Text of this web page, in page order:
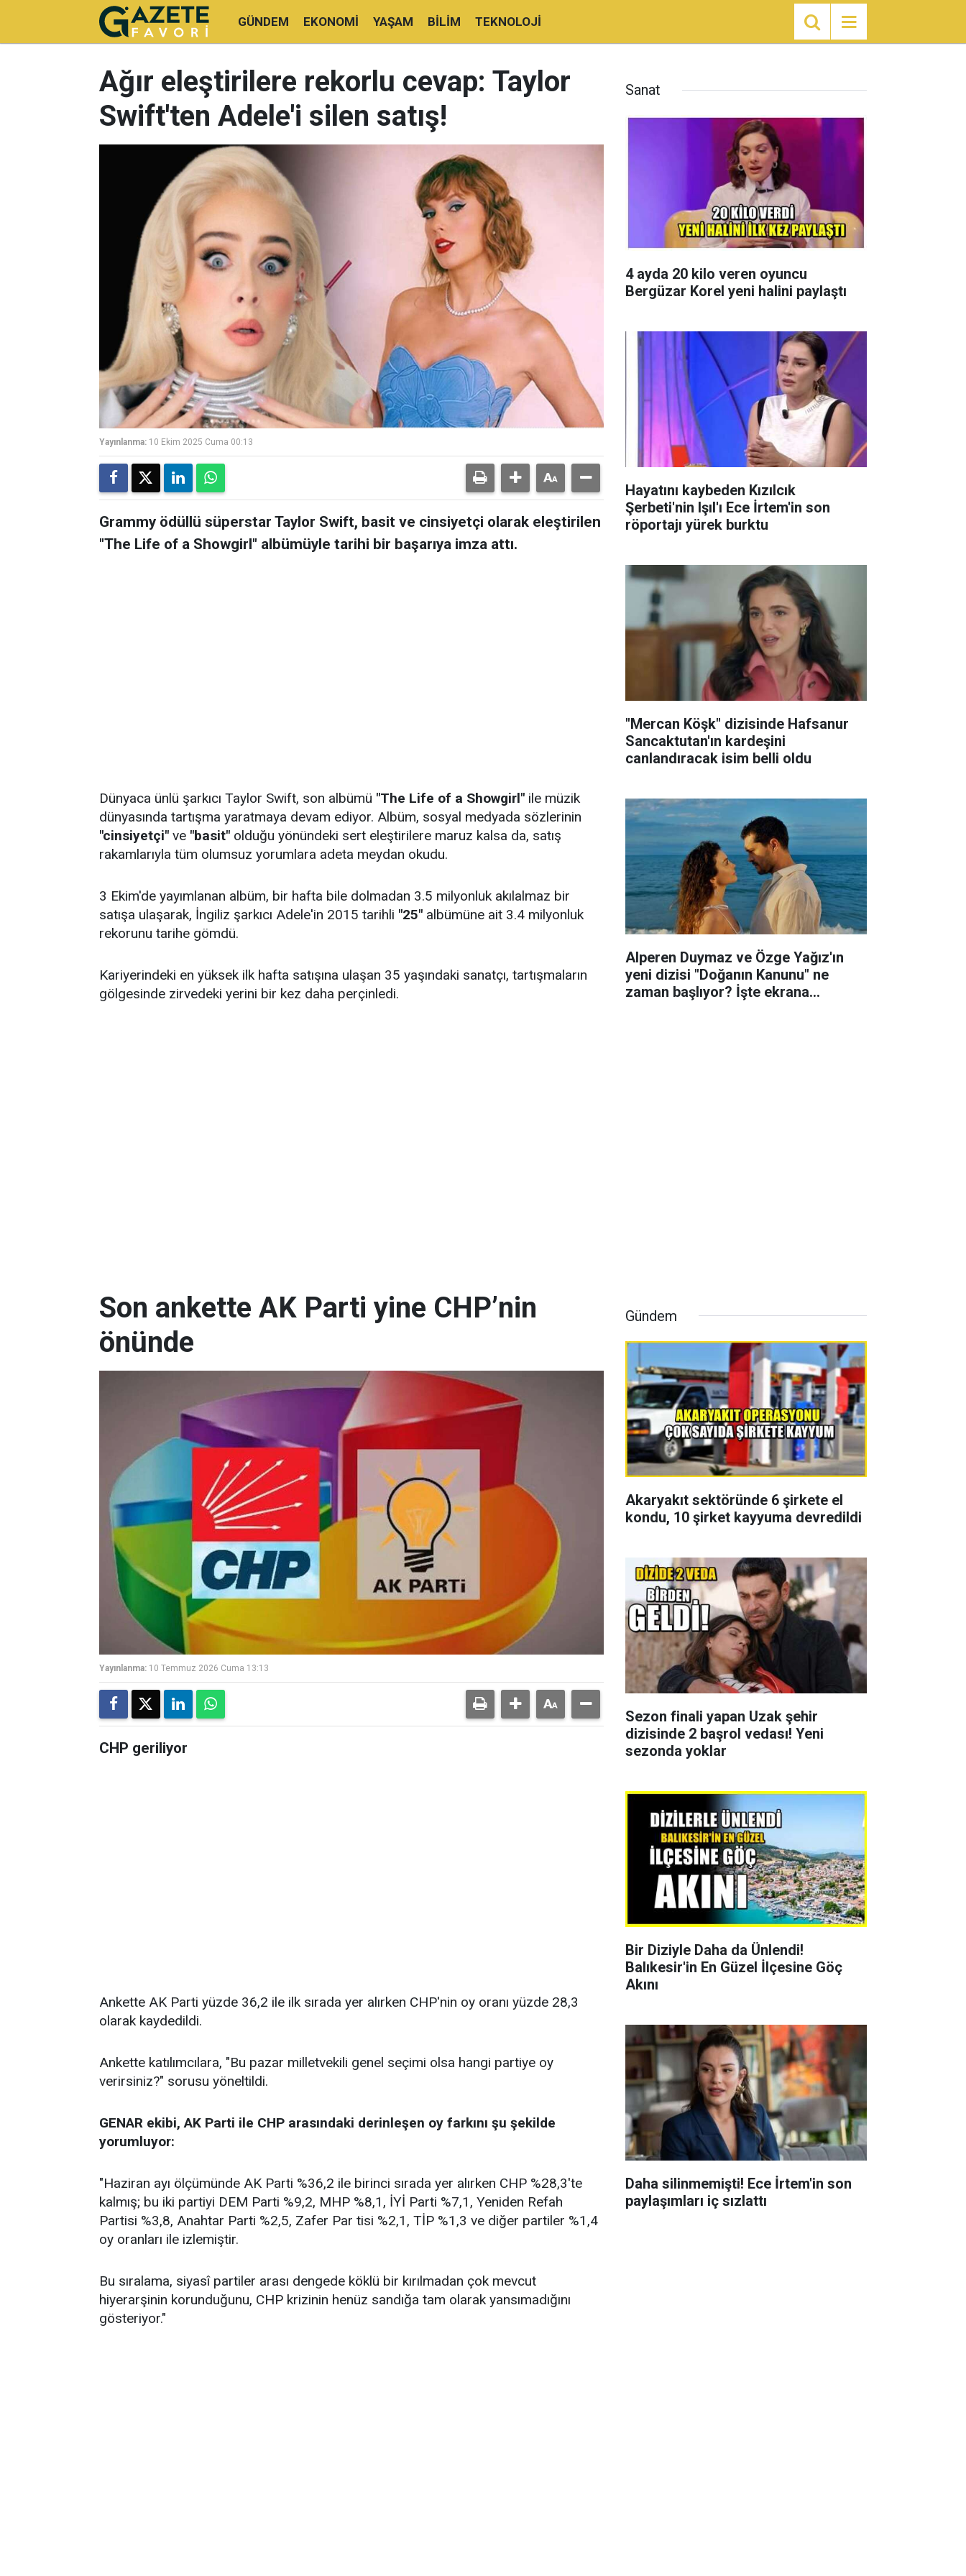
GÜNDEM EKONOMI YAŞAM BILIM TEKNOLOJI
Ağır eleştirilere rekorlu cevap: Taylor
Swift'ten Adele'i silen satış!
Yayınlanma: 10 Ekim 2025 Cuma 00:13
Grammy ödüllü süperstar Taylor Swift, basit ve cinsiyetçi olarak eleştirilen
"The Life of a Showgirl" albümüyle tarihi bir başarıya imza attı.
Dünyaca ünlü şarkıcı Taylor Swift, son albümü "The Life of a Showgirl" ile müzik
dünyasında tartışma yaratmaya devam ediyor. Albüm, sosyal medyada sözlerinin
"cinsiyetçi" ve "basit" olduğu yönündeki sert eleştirilere maruz kalsa da, satış
rakamlarıyla tüm olumsuz yorumlara adeta meydan okudu.
3 Ekim'de yayımlanan albüm, bir hafta bile dolmadan 3.5 milyonluk akılalmaz bir
satışa ulaşarak, İngiliz şarkıcı Adele'in 2015 tarihli "25" albümüne ait 3.4 milyonluk
rekorunu tarihe gömdü.
Kariyerindeki en yüksek ilk hafta satışına ulaşan 35 yaşındaki sanatçı, tartışmaların
gölgesinde zirvedeki yerini bir kez daha perçinledi.
Sanat
4 ayda 20 kilo veren oyuncu
Bergüzar Korel yeni halini paylaştı
Hayatını kaybeden Kızılcık
Şerbeti'nin Işıl'ı Ece İrtem'in son
röportajı yürek burktu
"Mercan Köşk" dizisinde Hafsanur
Sancaktutan'ın kardeşini
canlandıracak isim belli oldu
Alperen Duymaz ve Özge Yağız'ın
yeni dizisi "Doğanın Kanunu" ne
zaman başlıyor? İşte ekrana
Son ankette AK Parti yine CHP’nin
önünde
Yayınlanma: 10 Temmuz 2026 Cuma 13:13
CHP geriliyor
Ankette AK Parti yüzde 36,2 ile ilk sırada yer alırken CHP'nin oy oranı yüzde 28,3
olarak kaydedildi.
Ankette katılımcılara, "Bu pazar milletvekili genel seçimi olsa hangi partiye oy
verirsiniz?" sorusu yöneltildi.
GENAR ekibi, AK Parti ile CHP arasındaki derinleşen oy farkını şu şekilde
yorumluyor:
"Haziran ayı ölçümünde AK Parti %36,2 ile birinci sırada yer alırken CHP %28,3'te
kalmış; bu iki partiyi DEM Parti %9,2, MHP %8,1, İYİ Parti %7,1, Yeniden Refah
Partisi %3,8, Anahtar Parti %2,5, Zafer Par tisi %2,1, TİP %1,3 ve diğer partiler %1,4
oy oranları ile izlemiştir.
Bu sıralama, siyasî partiler arası dengede köklü bir kırılmadan çok mevcut
hiyerarşinin korunduğunu, CHP krizinin henüz sandığa tam olarak yansımadığını
gösteriyor."
Gündem
Akaryakıt sektöründe 6 şirkete el
kondu, 10 şirket kayyuma devredildi
Sezon finali yapan Uzak şehir
dizisinde 2 başrol vedası! Yeni
sezonda yoklar
Bir Diziyle Daha da Ünlendi!
Balıkesir'in En Güzel İlçesine Göç
Akını
Daha silinmemişti! Ece İrtem'in son
paylaşımları iç sızlattı